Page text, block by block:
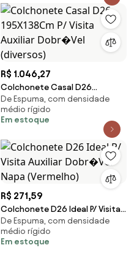
R$ 1.046,27
Colchonete Casal D26
195X138Cm P/ Visita Auxiliar
Dobr�Vel (diversos)
De Espuma, com densidade
médio rígido
Em estoque
R$ 271,59
Colchonete D26 Ideal P/ Visita
Auxiliar Dobr�Vel Napa
(Vermelho)
De Espuma, com densidade
médio rígido
Em estoque